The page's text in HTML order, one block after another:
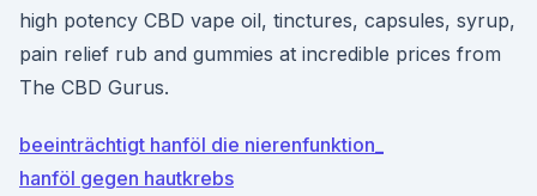
high potency CBD vape oil, tinctures, capsules, syrup,
pain relief rub and gummies at incredible prices from
The CBD Gurus.
beeinträchtigt hanföl die nierenfunktion_
hanföl gegen hautkrebs